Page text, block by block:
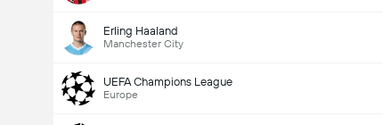
Erling Haaland
Manchester City
UEFA Champions League
Europe